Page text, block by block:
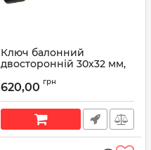
Ключ балонний
двосторонній 30х32 мм,
350 мм 142969 (вир-во
Артикул: 142969
620,00 грн